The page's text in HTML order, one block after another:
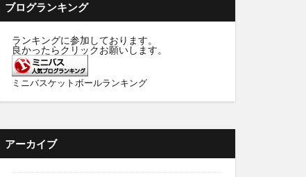
ブログランキング
ランキングに参加しております。
良かったらクリックお願いします。
ミニバスケットボールランキング
アーカイブ